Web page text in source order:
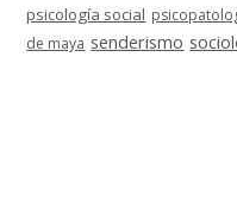
psicología social
de maya senderismo